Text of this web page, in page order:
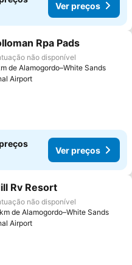
Ver preços
aos favoritos
Rpa Pads
não disponível
de Alamogordo–White Sands
Airport
Ver preços
aos favoritos
Rv Resort
não disponível
de Alamogordo–White Sands
Airport